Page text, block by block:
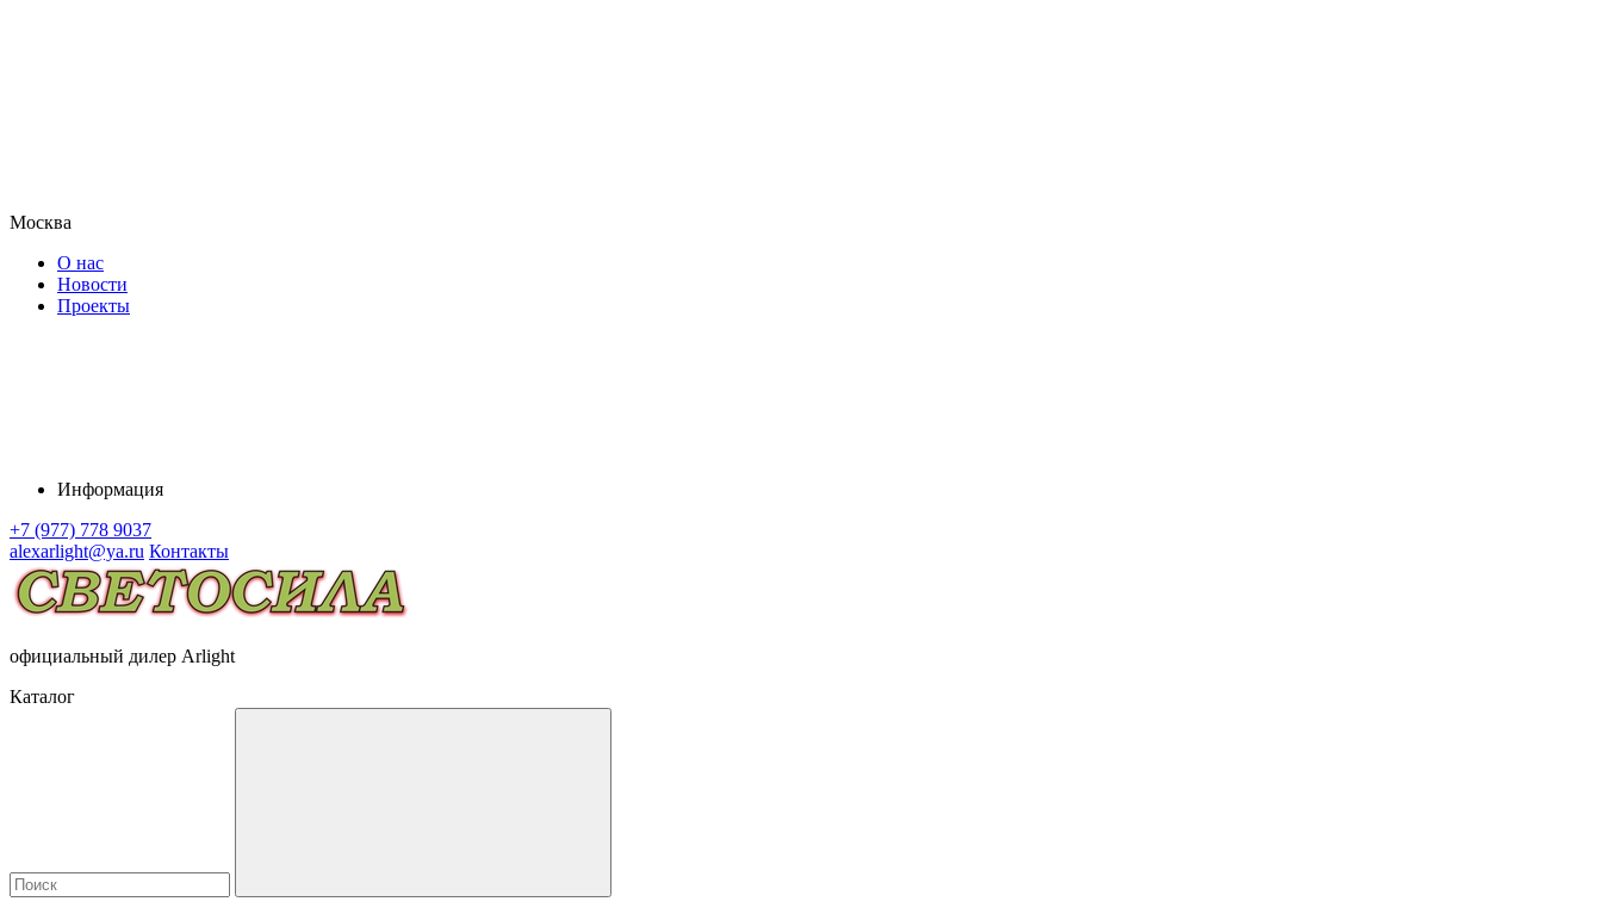
Москва
О нас
Новости
Проекты
Информация
+7 (977) 778 9037
alexarlight@ya.ru Контакты
официальный дилер Arlight
Каталог